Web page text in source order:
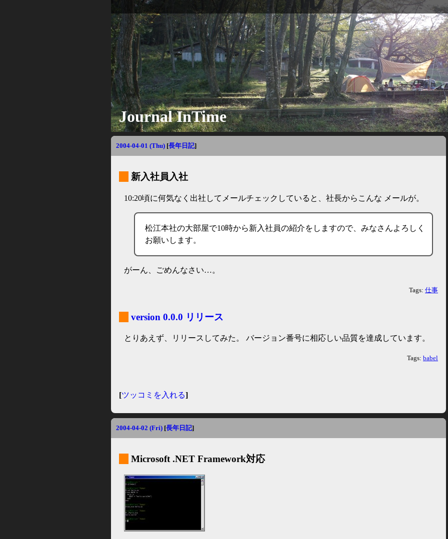
Journal InTime
2004-04-01 (Thu) [長年日記]
新入社員入社
10:20頃に何気なく出社してメールチェックしていると、社長からこんな メールが。
松江本社の大部屋で10時から新入社員の紹介をしますので、みなさんよろしく
お願いします。
がーん、ごめんなさい…。
Tags: 仕事
version 0.0.0 リリース
とりあえず、リリースしてみた。 バージョン番号に相応しい品質を達成しています。
Tags: babel
[ツッコミを入れる]
2004-04-02 (Fri) [長年日記]
Microsoft .NET Framework対応